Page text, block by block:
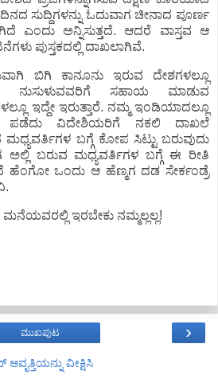
ಸುದ್ದಿಗಳನ್ನು ಓದುವಾಗ ಚೀನಾದ ಪೂರ್ಣ
ಎಂದು ಅನ್ನಿಸುತ್ತದೆ. ಆದರೆ ವಾಸ್ತವ ಆ
ಪುಸ್ತಕದಲ್ಲಿ ದಾಖಲಾಗಿವೆ.
ಬಿಗಿ ಕಾನೂನು ಇರುವ ದೇಶಗಳಲ್ಲೂ
ನುಸುಳುವವರಿಗೆ ಸಹಾಯ ಮಾಡುವ
ಇದ್ದೇ ಇರುತ್ತಾರೆ. ನಮ್ಮ ಇಂಡಿಯಾದಲ್ಲೂ
ಪಡೆದು ವಿದೇಶಿಯರಿಗೆ ನಕಲಿ ದಾಖಲೆ
ಬಗ್ಗೆ ಕೋಪ ಸಿಟ್ಟು ಬರುವುದು
ಅಲ್ಲಿ ಬರುವ ಮಧ್ಯವರ್ತಿಗಳ ಬಗ್ಗೆ ಈ ರೀತಿ
ಒಂದು ಆ ಹೆಣ್ಮಗ ದಡ ಸೇರ್ಕಂಡ್ರೆ
ಇರಬೇಕು ನಮ್ಮಲ್ಲಲ್ಲ!
›
ಮುಖಪುಟ
ಆವೃತ್ತಿಯನ್ನು ವೀಕ್ಷಿಸಿ